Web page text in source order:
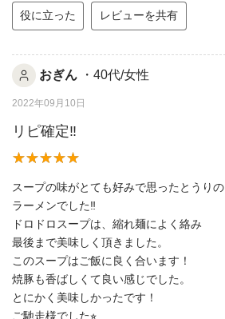
役に立った レビューを共有
おぎん ・40代/女性
2022年09月10日
リピ確定‼︎
スープの味がとても好みで思ったとうりの
ラーメンでした‼︎
ドロドロスープは、縮れ麺によく絡み
最後まで美味しく頂きました。
このスープはご飯に良く合います！
焼豚も香ばしくて良い感じでした。
とにかく美味しかったです！
ご馳走様でした⭐︎